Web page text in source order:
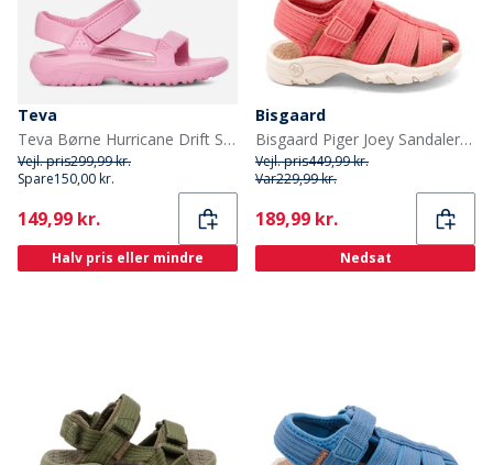
Teva
Teva Børne Hurricane Drift Sandaler Rosebloom
Vejl. pris299,99 kr.
Spare150,00 kr.
Current
149,99 kr.
Halv pris eller mindre
Bisgaard
Bisgaard Piger Joey Sandaler Pink
Vejl. pris449,99 kr.
Var229,99 kr.
Current
189,99 kr.
Nedsat